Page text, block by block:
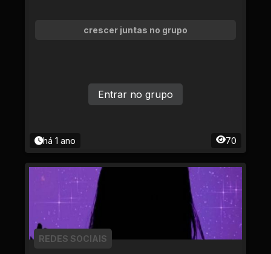
crescer juntas no grupo
há 1 ano 70
Entrar no grupo
REDES SOCIAIS